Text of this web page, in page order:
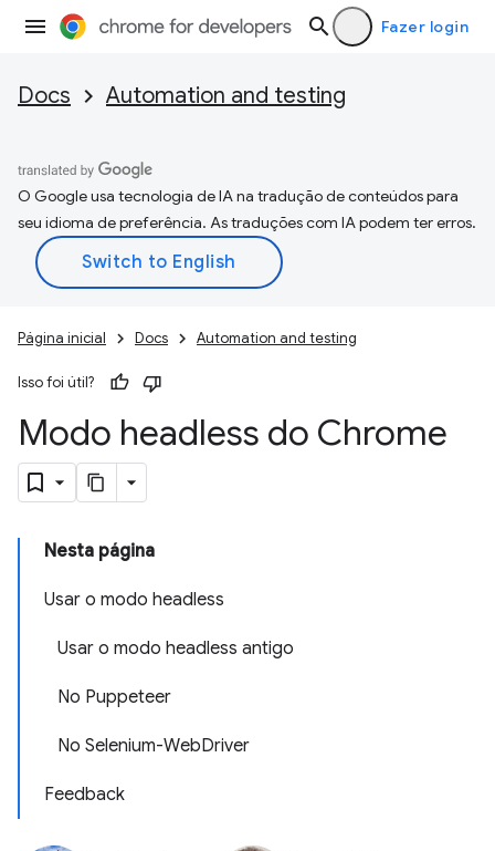
Fazer login
Docs Automation and testing
O Google usa tecnologia de IA na tradução de conteúdos para
seu idioma de preferência. As traduções com IA podem ter erros.
Página inicial Docs Automation and testing
Isso foi útil?
Modo headless do Chrome
Nesta página
Usar o modo headless
Usar o modo headless antigo
No Puppeteer
No Selenium-WebDriver
Feedback